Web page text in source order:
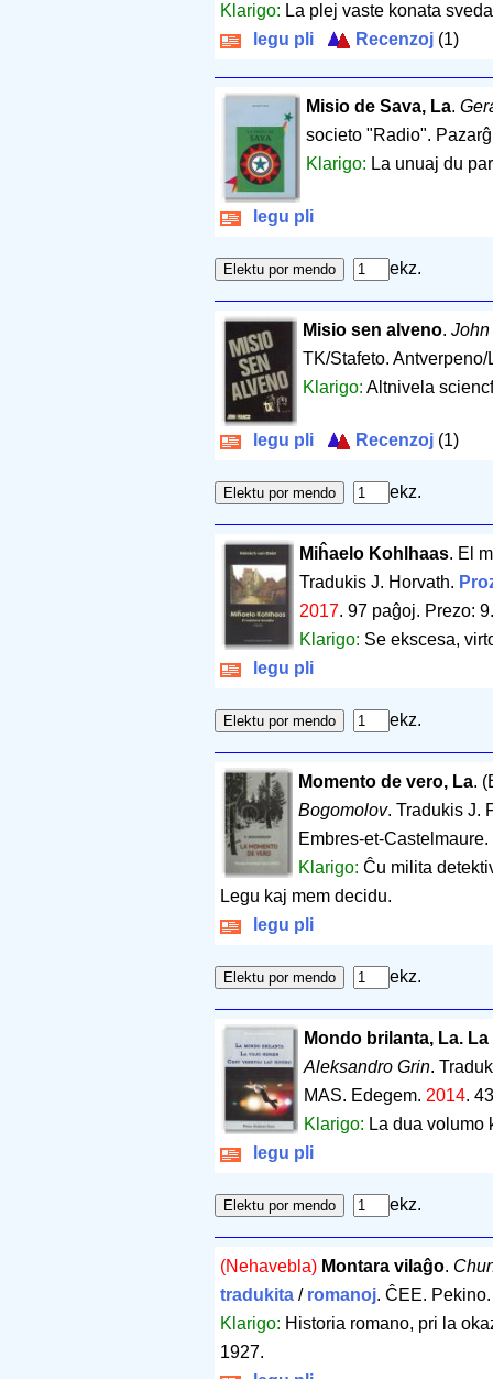
Klarigo: La plej vaste konata
legu pli
Recenzoj (1)
Misio de Sava, La.
societo "Radio".
Klarigo: La unuaj du
legu pli
ekz.
Misio sen alveno.
TK/Stafeto.
Klarigo: Altnivela
legu pli Recenzoj (1)
ekz.
Miĥaelo Kohlhaas. El
Tradukis J. Horvath.
2017.97 paĝoj. Prezo:
Klarigo: Se ekscesa,
legu pli
ekz.
Momento de vero, La.
Bogomolov. Tradukis J.
Embres-et-Castelmaure.
Klarigo:Ĉu milita
Legu kaj mem decidu.
legu pli
ekz.
Mondo brilanta, La.
Aleksandro Grin.
MAS. Edegem. 2014.
Klarigo: La dua volumo
legu pli
ekz.
(Nehavebla) Montara vilaĝo.
tradukita / romanoj. ĈEE.
Klarigo: Historia romano, pri la
1927.